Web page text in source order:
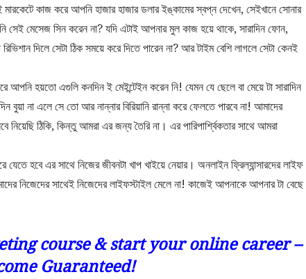
কাজ করে আপনি হাজার হাজার ডলার ইঙ্কামের স্বপ্ন দেখেন, সেইখানে সোনার
সেই মেসেজ সিন করেন না? যদি এটাই আপনার মুল কাজ হয়ে থাকে, সারাদিন ফোন,
দিলে সেটা ঠিক সময়ে করে দিতে পারেন না? আর টাইম বেশি লাগলে সেটা কেনই
আপনি হয়তো এগুলি কনদিন ই মেইন্টেইন করেন নি! যেমন যে ছেলে বা মেয়ে টা সারাদিন
না এলে সে তো আর নান্নার বিরিয়ানি রান্না করে ফেলতে পারবে না! আমাদের
ঠিকি, কিন্তু আমরা এর জন্য তৈরি না। এর পারিপার্শ্বিকতার সাথে আমরা
হবে এর সাথে নিজের জীবনটা খাপ খাইয়ে নেয়ার। অনলাইন ফ্রিল্যান্সারদের লাইফ
নিজেদের সাথেই নিজেদের লাইফস্টাইল মেলে না! কাজেই আপনাকে আপনার টা বেছে
course & start your online career –
Guaranteed!